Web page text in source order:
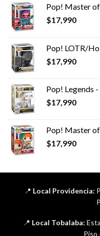
Pop! Master
$17,990
Pop! LOTR/
$17,990
Pop! Legends
$17,990
Pop! Master
$17,990
📍 Local Providencia:
📍 Local Tobalaba:
Piso